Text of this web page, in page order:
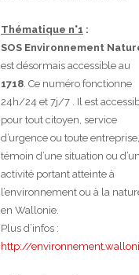
Thématique n°1 :
SOS Environnement
est désormais accessible au
1718 . Ce numéro fonctionne
24h/24 et 7j/7 . Il est
pour tout citoyen, service
d’urgence ou toute entreprise,
témoin d’une situation ou
activité portant atteinte à
l’environnement ou à la
en Wallonie.
Plus d’infos :
http://